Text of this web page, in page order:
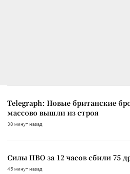
Telegraph: Новые британские
массово вышли из строя
38 минут назад
Силы ПВО за 12 часов сбили 75
45 минут назад